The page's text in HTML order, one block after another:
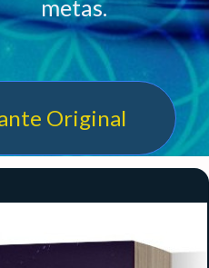
metas.
Original